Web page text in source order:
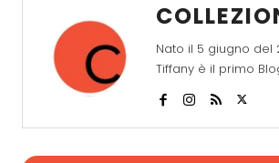
Nato il 5 giugno del
Tiffany è il primo